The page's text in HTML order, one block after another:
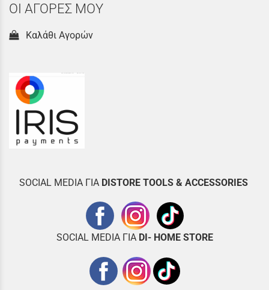
ΟΙ ΑΓΟΡΕΣ ΜΟΥ
Καλάθι Αγορών
SOCIAL MEDIA ΓΙΑ DISTORE TOOLS & ACCESSORIES
SOCIAL MEDIA ΓΙΑ DI- HOME STORE